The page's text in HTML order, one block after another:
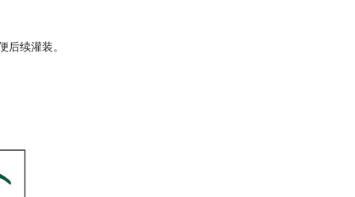
续灌装。